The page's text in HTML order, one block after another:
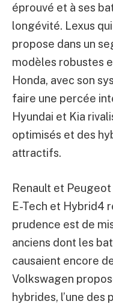
éprouvé et à ses
longévité. Lexus
propose dans un
modèles robustes
Honda, avec son
faire une percée
Hyundai et Kia
optimisés et des
attractifs.
Renault et
E-Tech et Hybrid4
prudence est de
anciens dont les
causaient encore
Volkswagen
hybrides, l’une des